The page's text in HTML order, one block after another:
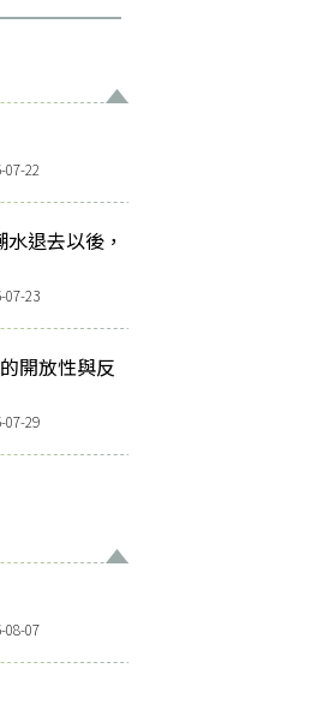
22
退去以後，
23
開放性與反
29
07